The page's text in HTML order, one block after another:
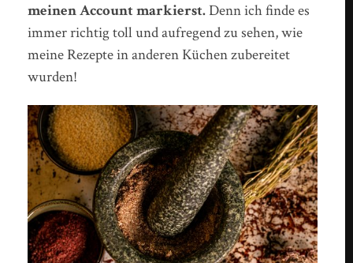
meinen Account markierst.Denn ich finde es
immer richtig toll und aufregend zu sehen, wie
meine Rezepte in anderen Küchen zubereitet
wurden!